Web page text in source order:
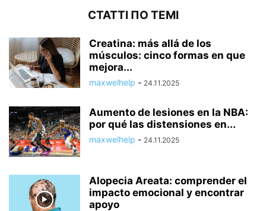
СТАТТІ ПО ТЕМІ
Creatina: más allá de los
músculos: cinco formas en que
mejora...
maxwelhelp - 24.11.2025
Aumento de lesiones en la NBA:
por qué las distensiones en...
maxwelhelp - 24.11.2025
Alopecia Areata: comprender el
impacto emocional y encontrar
apoyo